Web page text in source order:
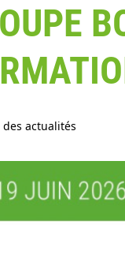
actualités